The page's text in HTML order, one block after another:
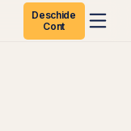
Deschide
Cont